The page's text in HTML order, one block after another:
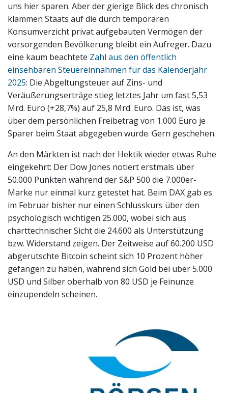
uns hier sparen. Aber der gierige Blick des chronisch
klammen Staats auf die durch temporären
Konsumverzicht privat aufgebauten Vermögen der
vorsorgenden Bevölkerung bleibt ein Aufreger. Dazu
eine kaum beachtete Zahl aus den öffentlich
einsehbaren Steuereinnahmen für das Kalenderjahr
2025: Die Abgeltungsteuer auf Zins- und
Veräußerungserträge stieg letztes Jahr um fast 5,53
Mrd. Euro (+28,7%) auf 25,8 Mrd. Euro. Das ist, was
über dem persönlichen Freibetrag von 1.000 Euro je
Sparer beim Staat abgegeben wurde. Gern geschehen.
An den Märkten ist nach der Hektik wieder etwas Ruhe
eingekehrt: Der Dow Jones notiert erstmals über
50.000 Punkten während der S&P 500 die 7.000er-
Marke nur einmal kurz getestet hat. Beim DAX gab es
im Februar bisher nur einen Schlusskurs über den
psychologisch wichtigen 25.000, wobei sich aus
charttechnischer Sicht die 24.600 als Unterstützung
bzw. Widerstand zeigen. Der Zeitweise auf 60.200 USD
abgerutschte Bitcoin scheint sich 10 Prozent höher
gefangen zu haben, während sich Gold bei über 5.000
USD und Silber oberhalb von 80 USD je Feinunze
einzupendeln scheinen.